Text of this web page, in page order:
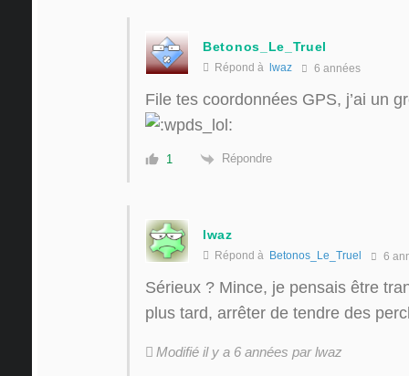
Betonos_Le_Truel
Répond à lwaz 6 années
File tes coordonnées GPS, j’ai un
1 Répondre
lwaz
Répond à Betonos_Le_Truel 6
Sérieux ? Mince, je pensais être
plus tard, arrêter de tendre des
Modifié il y a 6 années par lwaz